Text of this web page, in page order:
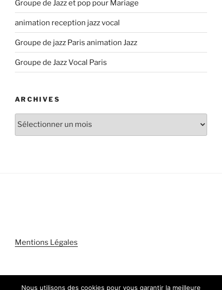
Groupe de Jazz et pop pour Mariage
animation reception jazz vocal
Groupe de jazz Paris animation Jazz
Groupe de Jazz Vocal Paris
ARCHIVES
Archives
Mentions Légales
Nous utilisons des cookies pour vous garantir la meilleure